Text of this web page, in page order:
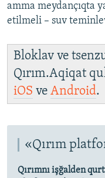
amma meydançıqta
etilmeli – suv
Bloklav ve
Qırım.Aqiqat
iOS ve Android.
«Qırım
Qırımnı işğalden